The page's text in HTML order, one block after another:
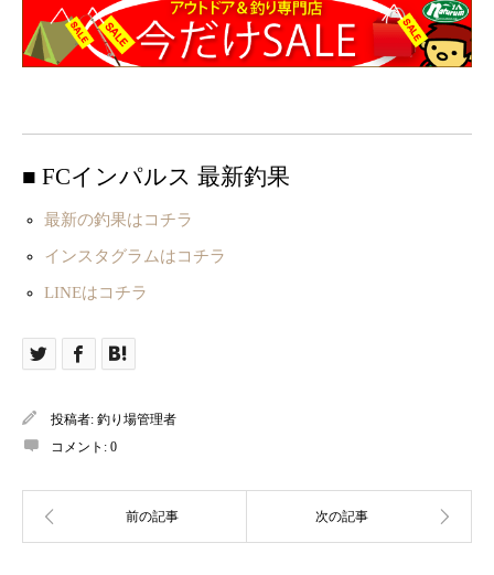
■ FCインパルス 最新釣果
最新の釣果はコチラ
インスタグラムはコチラ
LINEはコチラ
投稿者: 釣り場管理者
コメント: 0